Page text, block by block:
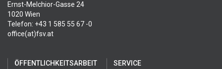
Ernst-Melchior-Gasse 24
1020 Wien
Telefon: +43 1 585 55 67 -0
office(at)fsv.at
ÖFFENTLICHKEITSARBEIT
SERVICE